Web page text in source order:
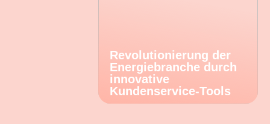
Revolutionierung der
Energiebranche durch
innovative
Kundenservice-Tools